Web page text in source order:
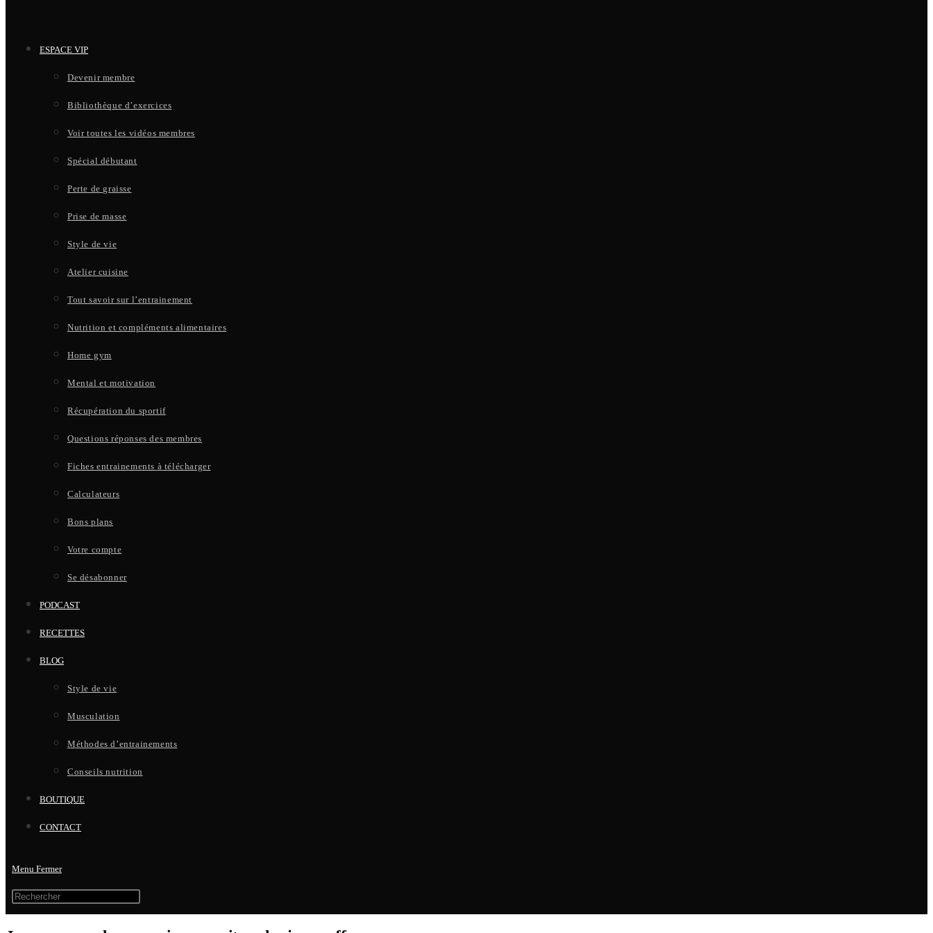
ESPACE VIP
Devenir membre
Bibliothèque d’exercices
Voir toutes les vidéos membres
Spécial débutant
Perte de graisse
Prise de masse
Style de vie
Atelier cuisine
Tout savoir sur l’entrainement
Nutrition et compléments alimentaires
Home gym
Mental et motivation
Récupération du sportif
Questions réponses des membres
Fiches entrainements à télécharger
Calculateurs
Bons plans
Votre compte
Se désabonner
PODCAST
RECETTES
BLOG
Style de vie
Musculation
Méthodes d’entrainements
Conseils nutrition
BOUTIQUE
CONTACT
Menu Fermer